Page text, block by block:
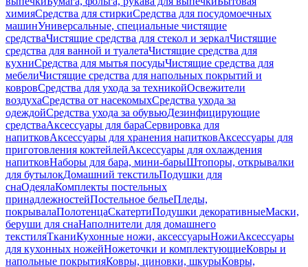
химияСредства для стиркиСредства для посудомоечных
машинУниверсальные, специальные чистящие
средстваЧистящие средства для стекол и зеркалЧистящие
средства для ванной и туалетаЧистящие средства для
кухниСредства для мытья посудыЧистящие средства для
мебелиЧистящие средства для напольных покрытий и
ковровСредства для ухода за техникойОсвежители
воздухаСредства от насекомыхСредства ухода за
одеждойСредства ухода за обувьюДезинфицирующие
средстваАксессуары для бараСервировка для
напитковАксессуары для хранения напитковАксессуары для
приготовления коктейлейАксессуары для охлаждения
напитковНаборы для бара, мини-барыШтопоры, открывалки
для бутылокДомашний текстильПодушки для
снаОдеялаКомплекты постельных
принадлежностейПостельное бельеПледы,
покрывалаПолотенцаСкатертиПодушки декоративныеМаски,
беруши для снаНаполнители для домашнего
текстиляТканиКухонные ножи, аксессуарыНожиАксессуары
для кухонных ножейНожеточки и комплектующиеКовры и
напольные покрытияКовры, циновки, шкурыКовры,